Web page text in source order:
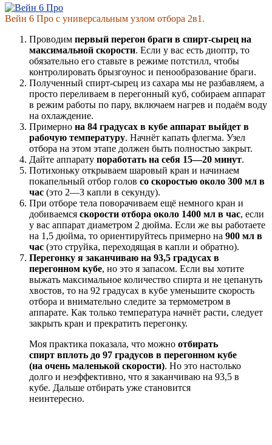
Вейн 6 Про с универсальным узлом отбора 2в1.
Проводим первый перегон браги в спирт-сырец на
максимальной скорости. Если у вас есть диоптр, то
обязательно его ставьте в режиме потстилл, чтобы
контролировать брызгоунос и пенообразование браги.
Полученный спирт-сырец из сахара мы не разбавляем, а
просто переливаем в перегонный куб, собираем аппарат
в режим работы по пару, включаем нагрев и подаём воду
на охлаждение.
Примерно на 84 градусах в кубе аппарат выйдет в
рабочую температуру. Начнёт капать флегма. Узел
отбора на этом этапе должен быть полностью закрыт.
Дайте аппарату поработать на себя 15—20 минут.
Потихоньку открываем шаровый кран и начинаем
покапельный отбор голов со скоростью около 300 мл в
час (это 2—3 капли в секунду).
При отборе тела поворачиваем ещё немного кран и
добиваемся скорости отбора около 1400 мл в час, если
у вас аппарат диаметром 2 дюйма. Если же вы работаете
на 1,5 дюйма, то ориентируйтесь примерно на 900 мл в
час (это струйка, переходящая в капли и обратно).
Перегонку я заканчиваю на 93,5 градусах в
перегонном кубе, но это я запасом. Если вы хотите
выжать максимальное количество спирта и не цепануть
хвостов, то на 92 градусах в кубе уменьшите скорость
отбора и внимательно следите за термометром в
аппарате. Как только температура начнёт расти, следует
закрыть кран и прекратить перегонку.
Моя практика показала, что можно отбирать
спирт вплоть до 97 градусов в перегонном кубе
(на очень маленькой скорости). Но это настолько
долго и неэффективно, что я заканчиваю на 93,5 в
кубе. Дальше отбирать уже становится
неинтересно.